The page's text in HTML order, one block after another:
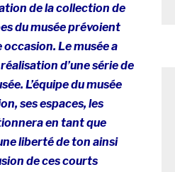
de la collection de
du musée prévoient
Le musée a
d’une série de
L’équipe du musée
ses espaces, les
en tant que
liberté de ton ainsi
de ces courts